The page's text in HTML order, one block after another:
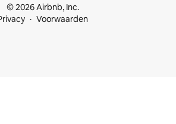
© 2026 Airbnb, Inc.
Voorwaarden